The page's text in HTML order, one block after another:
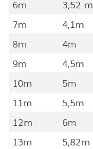
6m 3,52 m
7m
4,1m
8m
4m
9m
4,5m
10m
5m
11m
5,5m
12m
6m
13m
5,82m